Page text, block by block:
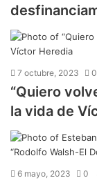
7 octubre, 2023 0
“Quiero
la vida de
6 mayo, 2023 0